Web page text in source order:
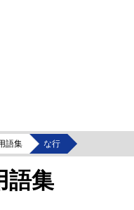
語集 な行
語集